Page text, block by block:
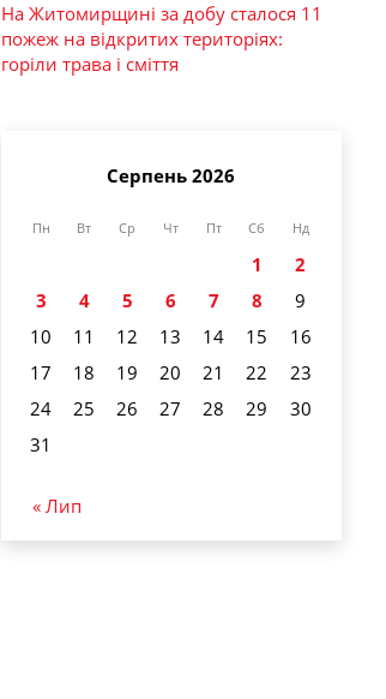
На Житомирщині за добу сталося 11
пожеж на відкритих територіях:
горіли трава і сміття
Серпень 2026
Пн Вт Ср Чт Пт Сб Нд
1
2
3
4 5 6 7 8
9
10
11 12 13 14 15
16
17
18 19 20 21 22
23
24
25 26 27 28 29
30
31
« Лип